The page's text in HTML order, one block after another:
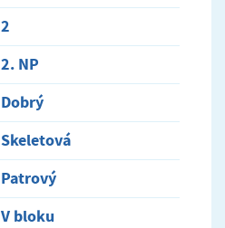
2
2. NP
Dobrý
Skeletová
Patrový
V bloku